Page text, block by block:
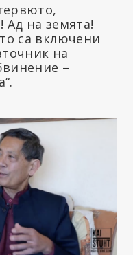
Ад на земята!
са включени
на
–